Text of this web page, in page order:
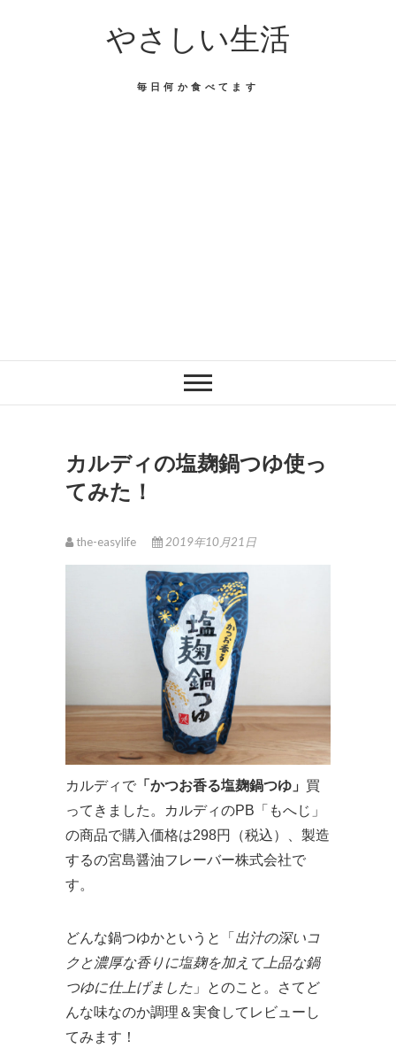
やさしい生活
毎日何か食べてます
カルディの塩麹鍋つゆ使っ
てみた！
the-easylife 2019年10月21日
カルディで 「かつお香る塩麹鍋つゆ」 買
ってきました。カルディのPB「もへじ」
の商品で購入価格は298円（税込）、製造
するの宮島醤油フレーバー株式会社で
す。
どんな鍋つゆかというと「 出汁の深いコ
クと濃厚な香りに塩麹を加えて上品な鍋
つゆに仕上げました 」とのこと。さてど
んな味なのか調理＆実食してレビューし
てみます！